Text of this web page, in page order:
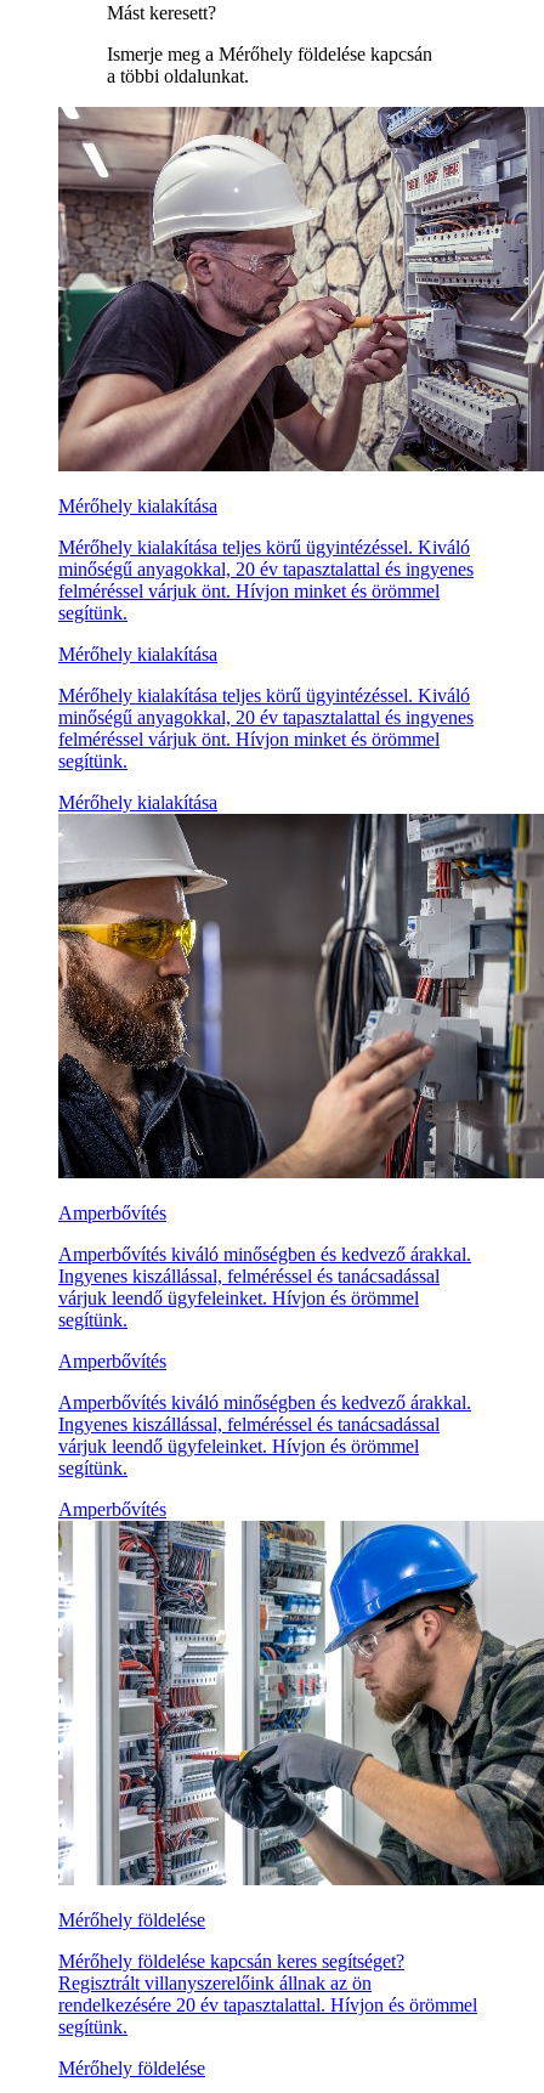
Mást keresett?
Ismerje meg a Mérőhely földelése kapcsán
a többi oldalunkat.
Mérőhely kialakítása
Mérőhely kialakítása teljes körű ügyintézéssel. Kiváló
minőségű anyagokkal, 20 év tapasztalattal és ingyenes
felméréssel várjuk önt. Hívjon minket és örömmel
segítünk.
Mérőhely kialakítása
Mérőhely kialakítása teljes körű ügyintézéssel. Kiváló
minőségű anyagokkal, 20 év tapasztalattal és ingyenes
felméréssel várjuk önt. Hívjon minket és örömmel
segítünk.
Mérőhely kialakítása
Amperbővítés
Amperbővítés kiváló minőségben és kedvező árakkal.
Ingyenes kiszállással, felméréssel és tanácsadással
várjuk leendő ügyfeleinket. Hívjon és örömmel
segítünk.
Amperbővítés
Amperbővítés kiváló minőségben és kedvező árakkal.
Ingyenes kiszállással, felméréssel és tanácsadással
várjuk leendő ügyfeleinket. Hívjon és örömmel
segítünk.
Amperbővítés
Mérőhely földelése
Mérőhely földelése kapcsán keres segítséget?
Regisztrált villanyszerelőink állnak az ön
rendelkezésére 20 év tapasztalattal. Hívjon és örömmel
segítünk.
Mérőhely földelése